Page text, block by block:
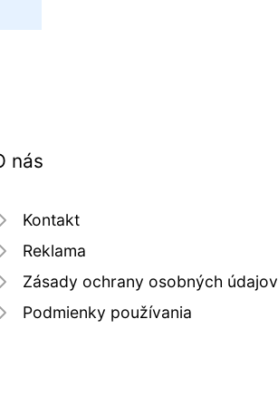
nás
Kontakt
Reklama
Zásady ochrany osobných údajov
Podmienky používania